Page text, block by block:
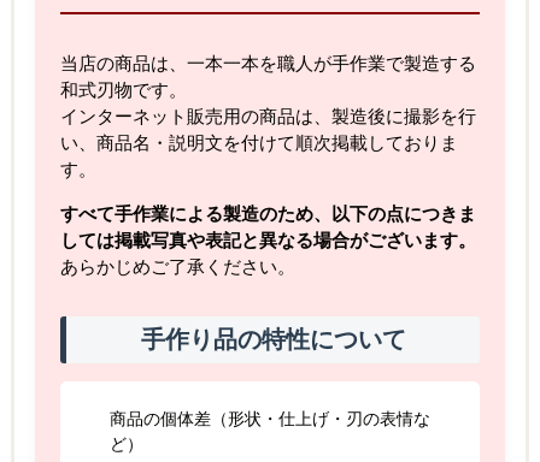
当店の商品は、一本一本を職人が手作業で製造する
和式刃物です。
インターネット販売用の商品は、製造後に撮影を行
い、商品名・説明文を付けて順次掲載しておりま
す。
すべて手作業による製造のため、以下の点につきま
しては掲載写真や表記と異なる場合がございます。
あらかじめご了承ください。
手作り品の特性について
商品の個体差（形状・仕上げ・刃の表情な
ど）